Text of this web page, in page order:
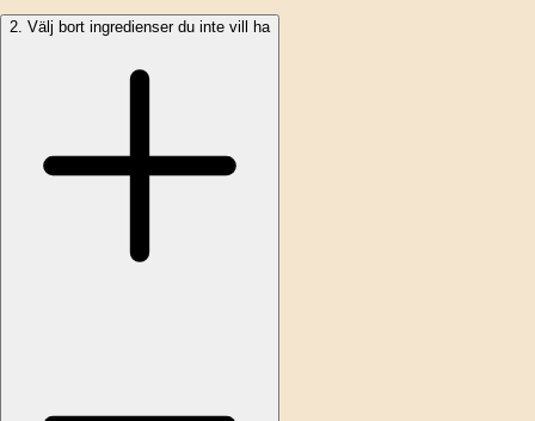
2. Välj bort ingredienser du inte vill ha